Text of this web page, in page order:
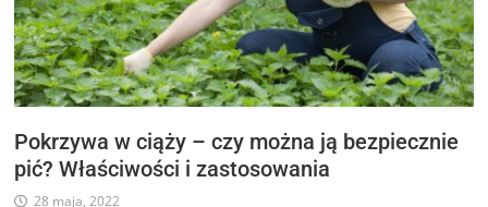
Pokrzywa w ciąży – czy można ją bezpiecznie
pić? Właściwości i zastosowania
28 maja, 2022